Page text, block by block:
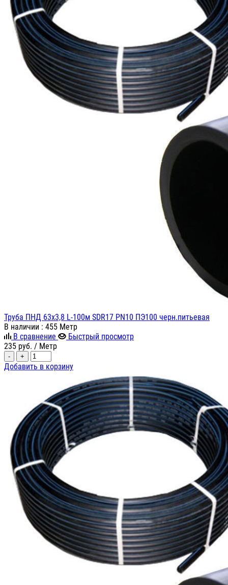
Труба ПНД 63х3,8 L-100м SDR17 PN10 ПЭ100 черн.питьевая
В наличии : 455 Метр
В сравнение
Быстрый просмотр
235 руб. / Метр
- +
Добавить в корзину